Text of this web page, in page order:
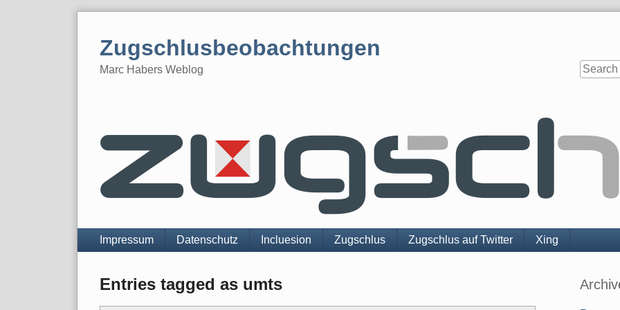
Zugschlusbeobachtungen
Marc Habers Weblog
Navigation
Impressum Datenschutz Incluesion Zugschlus Zugschlus auf Twitter Xing
Entries tagged as umts Sidebar